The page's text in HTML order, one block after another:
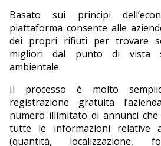
Basato sui principi
piattaforma consente alle
dei propri rifiuti per trovare
migliori dal punto di vista
ambientale.
Il processo è molto
registrazione gratuita
numero illimitato di annunci
tutte le informazioni relative
(quantità, localizzazione,